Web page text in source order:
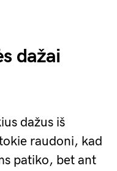
dažai
dažus iš
raudoni, kad
patiko, bet ant